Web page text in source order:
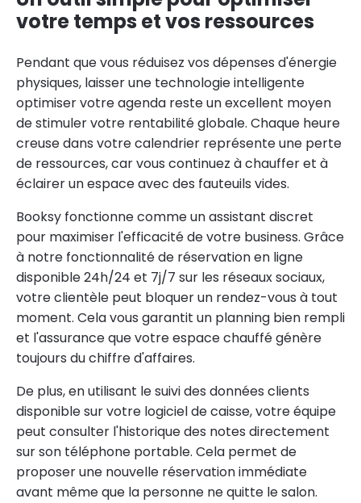
votre temps et vos ressources
Pendant que vous réduisez vos dépenses d'énergie
physiques, laisser une technologie intelligente
optimiser votre agenda reste un excellent moyen
de stimuler votre rentabilité globale. Chaque heure
creuse dans votre calendrier représente une perte
de ressources, car vous continuez à chauffer et à
éclairer un espace avec des fauteuils vides.
Booksy fonctionne comme un assistant discret
pour maximiser l'efficacité de votre business. Grâce
à notre fonctionnalité de réservation en ligne
disponible 24h/24 et 7j/7 sur les réseaux sociaux,
votre clientèle peut bloquer un rendez-vous à tout
moment. Cela vous garantit un planning bien rempli
et l'assurance que votre espace chauffé génère
toujours du chiffre d'affaires.
De plus, en utilisant le suivi des données clients
disponible sur votre logiciel de caisse, votre équipe
peut consulter l'historique des notes directement
sur son téléphone portable. Cela permet de
proposer une nouvelle réservation immédiate
avant même que la personne ne quitte le salon.